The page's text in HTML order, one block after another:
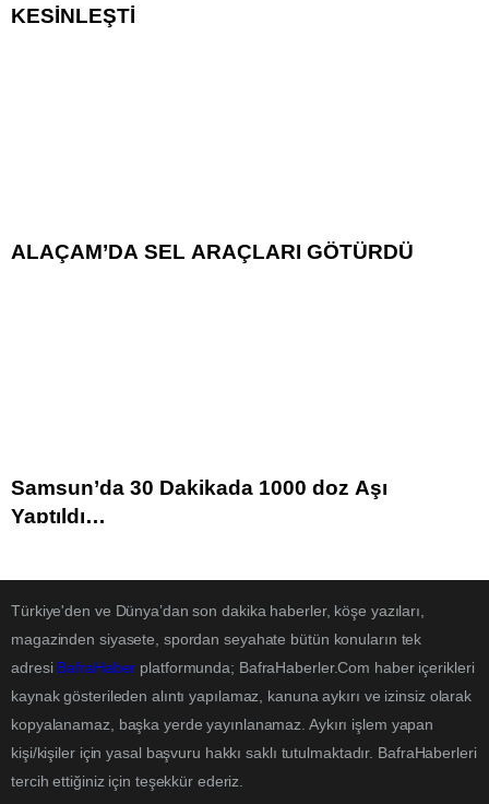
KESİNLEŞTİ
ALAÇAM’DA SEL ARAÇLARI GÖTÜRDÜ
Samsun’da 30 Dakikada 1000 doz Aşı
Yaptıldı…
Türkiye'den ve Dünya’dan son dakika haberler, köşe yazıları,
magazinden siyasete, spordan seyahate bütün konuların tek
adresi BafraHaber platformunda; BafraHaberler.Com haber içerikleri
kaynak gösterileden alıntı yapılamaz, kanuna aykırı ve izinsiz olarak
kopyalanamaz, başka yerde yayınlanamaz. Aykırı işlem yapan
kişi/kişiler için yasal başvuru hakkı saklı tutulmaktadır. BafraHaberleri
tercih ettiğiniz için teşekkür ederiz.